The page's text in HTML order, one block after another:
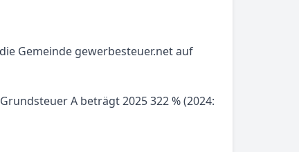
Gemeinde gewerbesteuer.net auf
A beträgt 2025 322 % (2024: